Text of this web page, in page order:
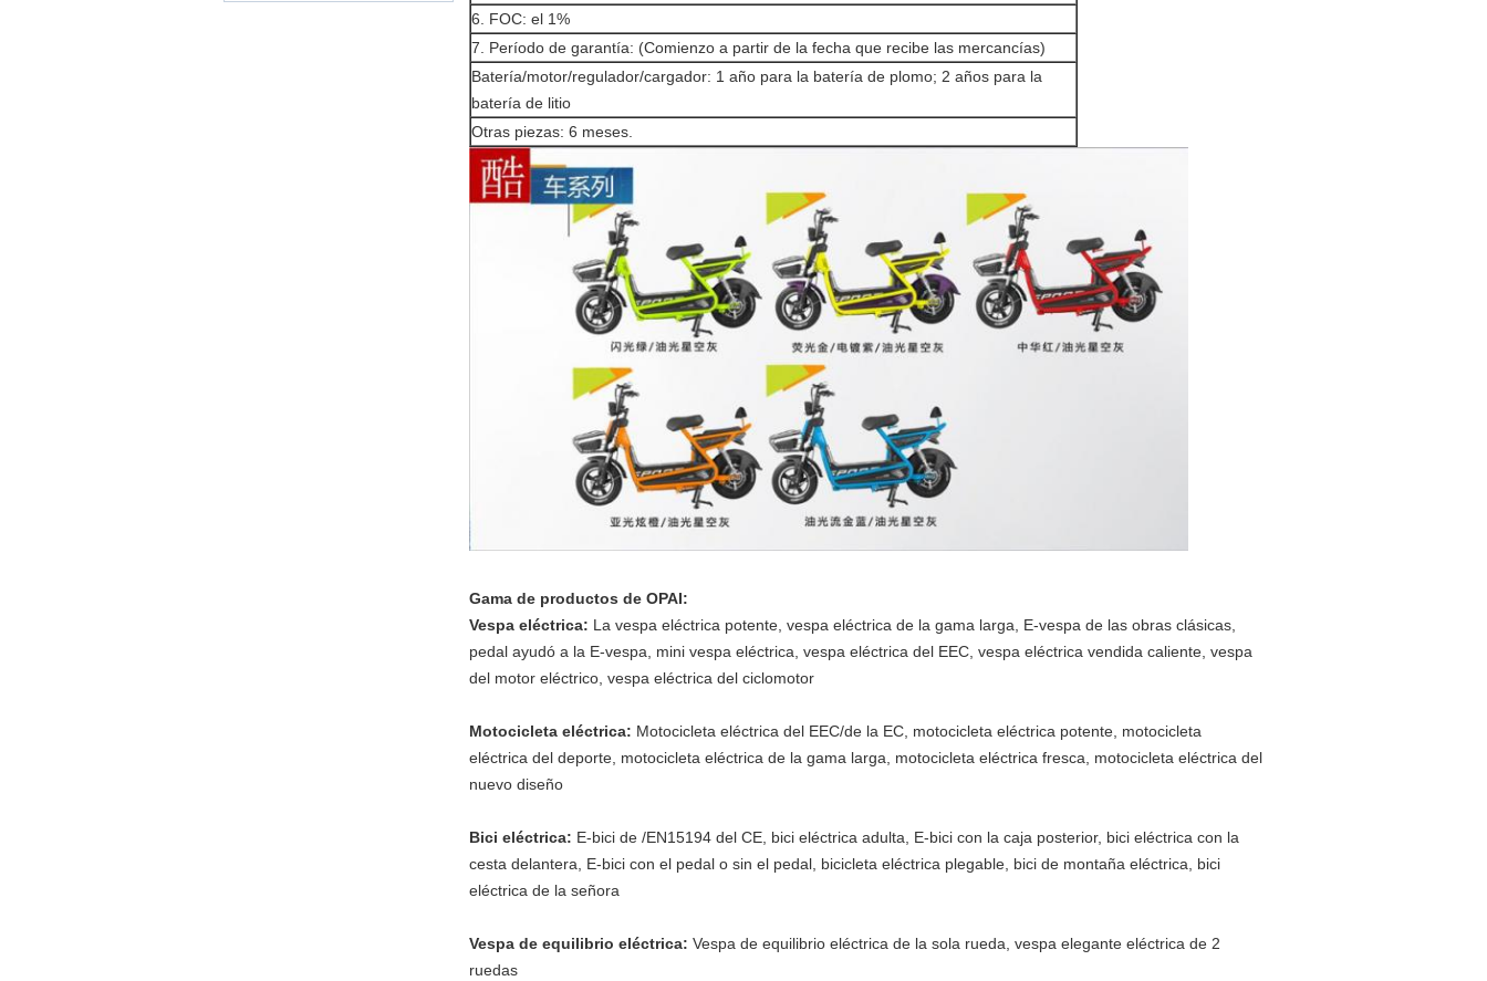
6. FOC: el 1%
7. Período de garantía: (Comienzo a partir de la fecha que recibe las mercancías)
Batería/motor/regulador/cargador: 1 año para la batería de plomo; 2 años para la
batería de litio
Otras piezas: 6 meses.
Gama de productos de OPAI:
Vespa eléctrica: La vespa eléctrica potente, vespa eléctrica de la gama larga, E-vespa de las obras clásicas,
pedal ayudó a la E-vespa, mini vespa eléctrica, vespa eléctrica del EEC, vespa eléctrica vendida caliente, vespa
del motor eléctrico, vespa eléctrica del ciclomotor
Motocicleta eléctrica: Motocicleta eléctrica del EEC/de la EC, motocicleta eléctrica potente, motocicleta
eléctrica del deporte, motocicleta eléctrica de la gama larga, motocicleta eléctrica fresca, motocicleta eléctrica del
nuevo diseño
Bici eléctrica: E-bici de /EN15194 del CE, bici eléctrica adulta, E-bici con la caja posterior, bici eléctrica con la
cesta delantera, E-bici con el pedal o sin el pedal, bicicleta eléctrica plegable, bici de montaña eléctrica, bici
eléctrica de la señora
Vespa de equilibrio eléctrica: Vespa de equilibrio eléctrica de la sola rueda, vespa elegante eléctrica de 2
ruedas